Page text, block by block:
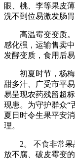
眼、桃、李等果皮
洗不到位易激发肠
高温霉变变质。
感化强，运输售卖
发酵变质，食用后
初夏时节，杨梅
甜多汁、广受市平
易呈现农药残留超
现患。为守护群众“
夏日时令生果平安
理。
2。 不食非常果
放不腐、破皮霉变